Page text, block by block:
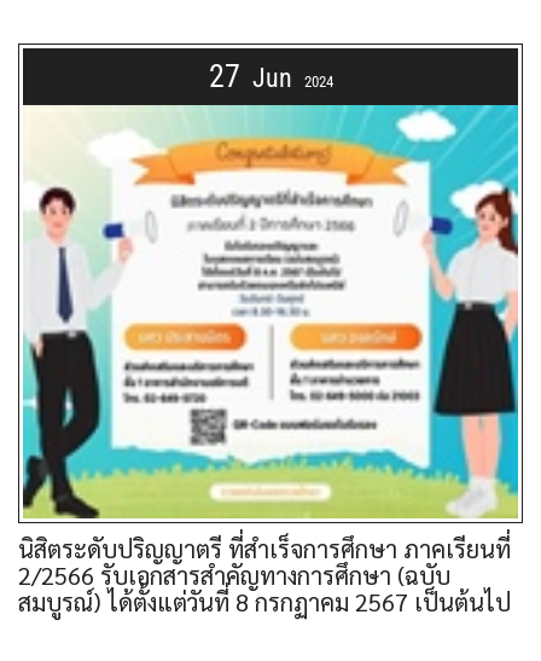
27 Jun 2024
นิสิตระดับปริญญาตรี ที่สำเร็จการศึกษา ภาคเรียนที่
2/2566 รับเอกสารสำคัญทางการศึกษา (ฉบับ
สมบูรณ์) ได้ตั้งแต่วันที่ 8 กรกฏาคม 2567 เป็นต้นไป